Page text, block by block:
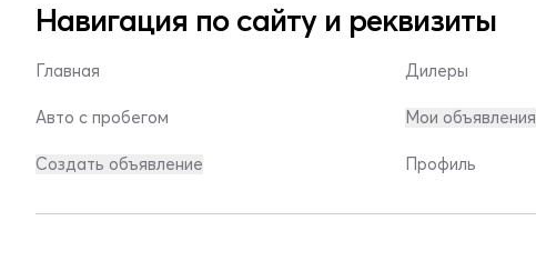
Навигация по сайту и реквизиты
Главная
Авто с пробегом
Создать объявление
Дилеры
Мои объявления
Профиль